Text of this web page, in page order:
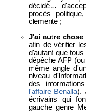
décidé…
procès
clémente ;
J'ai autre chose
afin de vérifier
d'autant que
dépêche AFP
même angle
niveau
des
l'affaire Benalla).
écrivains qui
gauche genre